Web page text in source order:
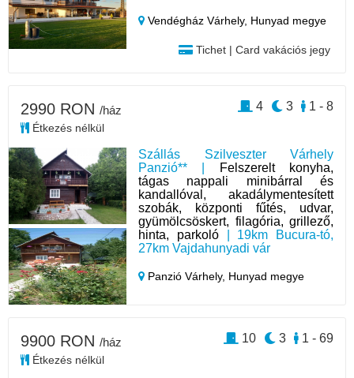
Vendégház Várhely, Hunyad megye
Tichet | Card vakációs jegy
Szállás Szilveszter Várhely
Panzió** |
Felszerelt konyha,
tágas nappali minibárral és
kandallóval, akadálymentesített
szobák, központi fűtés, udvar,
gyümölcsöskert, filagória, grillező,
hinta, parkoló| 19km Bucura-tó,
27km Vajdahunyadi vár
Panzió Várhely, Hunyad megye
2990 RON /ház
Étkezés nélkül
1 - 8
3
4
9900 RON /ház
Étkezés nélkül
1 - 69
3
10